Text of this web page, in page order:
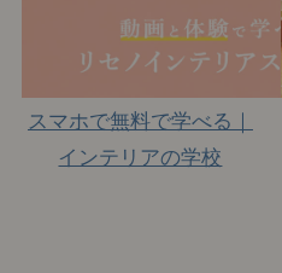
スマホで無料で学べる｜
インテリアの学校